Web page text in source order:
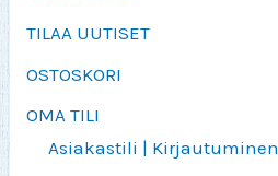
TILAA UUTISET
OSTOSKORI
OMA TILI
Asiakastili | Kirjautuminen